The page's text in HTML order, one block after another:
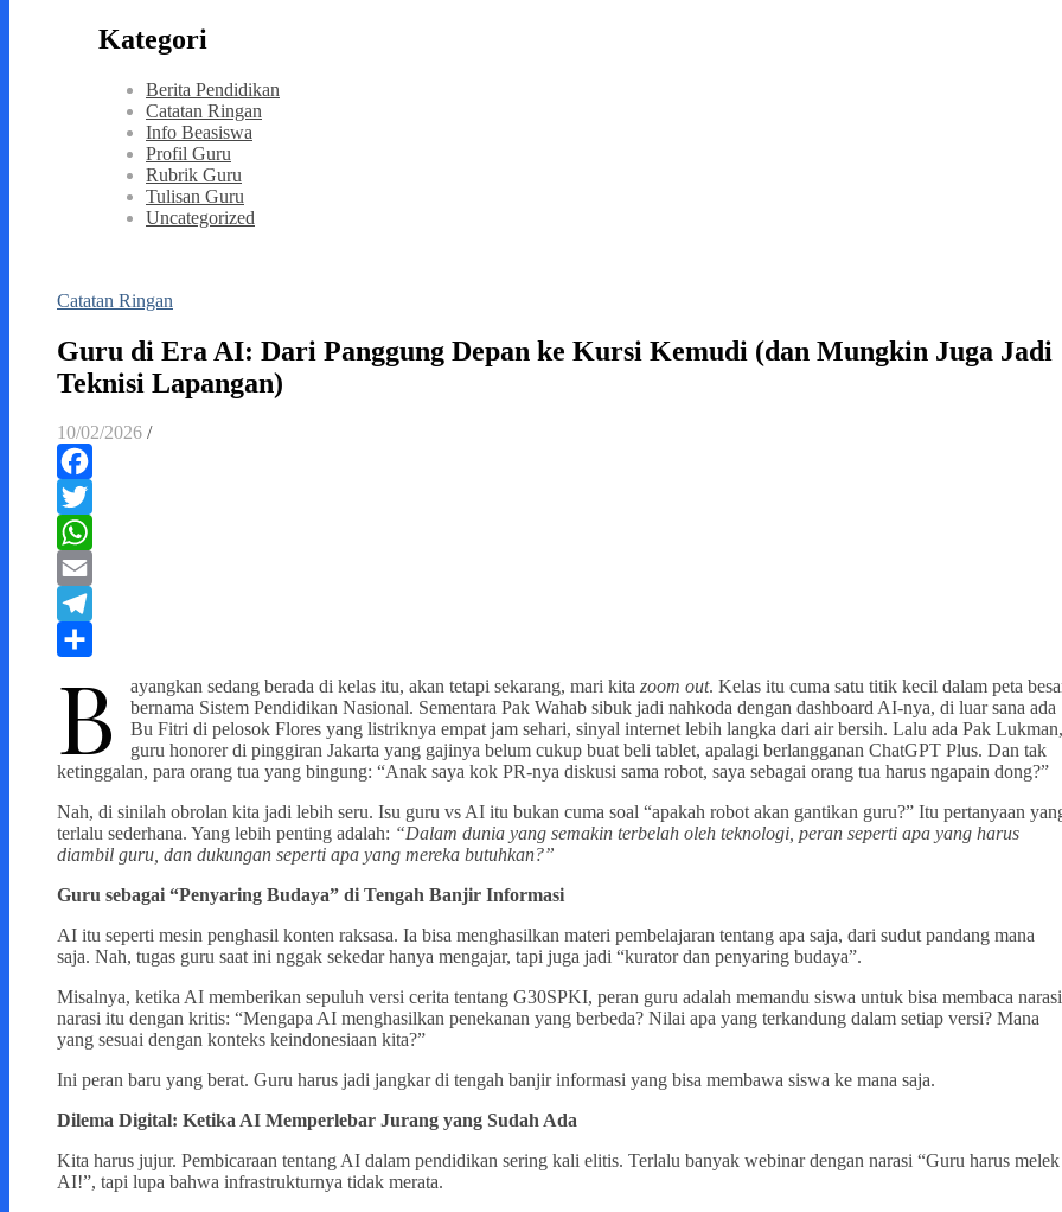
Kategori
Berita Pendidikan
Catatan Ringan
Info Beasiswa
Profil Guru
Rubrik Guru
Tulisan Guru
Uncategorized
Catatan Ringan
Guru di Era AI: Dari Panggung Depan ke Kursi Kemudi (dan Mungkin Juga Jadi
Teknisi Lapangan)
10/02/2026 /
Facebook
Twitter
WhatsApp
Email
Telegram
B ayangkan sedang berada di kelas itu, akan tetapi sekarang, mari kita zoom out. Kelas itu cuma satu titik kecil dalam peta
bernama Sistem Pendidikan Nasional. Sementara Pak Wahab sibuk jadi nahkoda dengan dashboard AI-nya, di luar sana ada
Bu Fitri di pelosok Flores yang listriknya empat jam sehari, sinyal internet lebih langka dari air bersih. Lalu ada Pak Lukman,
guru honorer di pinggiran Jakarta yang gajinya belum cukup buat beli tablet, apalagi berlangganan ChatGPT Plus. Dan tak
ketinggalan, para orang tua yang bingung: “Anak saya kok PR-nya diskusi sama robot, saya sebagai orang tua harus ngapain dong?”
Nah, di sinilah obrolan kita jadi lebih seru. Isu guru vs AI itu bukan cuma soal “apakah robot akan gantikan guru?” Itu pertanyaan
terlalu sederhana. Yang lebih penting adalah: “Dalam dunia yang semakin terbelah oleh teknologi, peran seperti apa yang harus
diambil guru, dan dukungan seperti apa yang mereka butuhkan?”
Guru sebagai “Penyaring Budaya” di Tengah Banjir Informasi
AI itu seperti mesin penghasil konten raksasa. Ia bisa menghasilkan materi pembelajaran tentang apa saja, dari sudut pandang mana
saja. Nah, tugas guru saat ini nggak sekedar hanya mengajar, tapi juga jadi “kurator dan penyaring budaya”.
Misalnya, ketika AI memberikan sepuluh versi cerita tentang G30SPKI, peran guru adalah memandu siswa untuk bisa membaca
narasi itu dengan kritis: “Mengapa AI menghasilkan penekanan yang berbeda? Nilai apa yang terkandung dalam setiap versi? Mana
yang sesuai dengan konteks keindonesiaan kita?”
Ini peran baru yang berat. Guru harus jadi jangkar di tengah banjir informasi yang bisa membawa siswa ke mana saja.
Dilema Digital: Ketika AI Memperlebar Jurang yang Sudah Ada
Kita harus jujur. Pembicaraan tentang AI dalam pendidikan sering kali elitis. Terlalu banyak webinar dengan narasi “Guru harus melek
AI!”, tapi lupa bahwa infrastrukturnya tidak merata.